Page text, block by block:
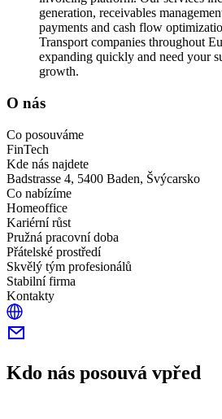
generation, receivables
payments and cash flow
Transport companies throughout
expanding quickly and need your
growth.
O nás
Co posouváme
FinTech
Kde nás najdete
Badstrasse 4, 5400 Baden, Švýcarsko
Co nabízíme
Homeoffice
Kariérní růst
Pružná pracovní doba
Přátelské prostředí
Skvělý tým profesionálů
Stabilní firma
Kontakty
Kdo nás posouvá vpřed